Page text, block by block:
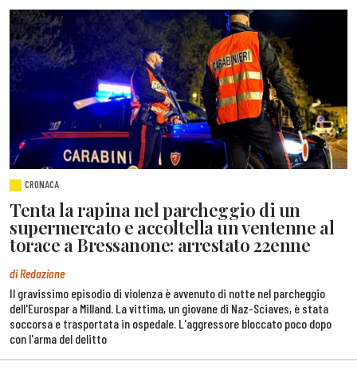
CRONACA
Tenta la rapina nel parcheggio di un
supermercato e accoltella un ventenne al
torace a Bressanone: arrestato 22enne
di Redazione
Il gravissimo episodio di violenza è avvenuto di notte nel parcheggio
dell'Eurospar a Milland. La vittima, un giovane di Naz-Sciaves, è stata
soccorsa e trasportata in ospedale. L'aggressore bloccato poco dopo
con l'arma del delitto